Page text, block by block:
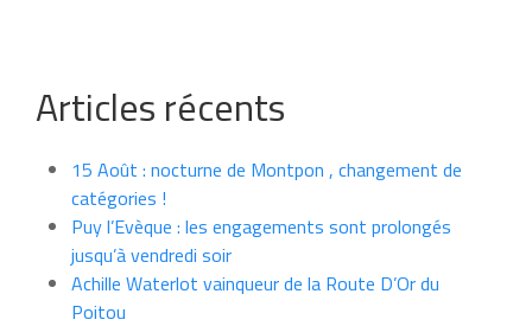
Articles récents
15 Août : nocturne de Montpon , changement de
catégories !
Puy l’Evèque : les engagements sont prolongés
jusqu’à vendredi soir
Achille Waterlot vainqueur de la Route D’Or du
Poitou